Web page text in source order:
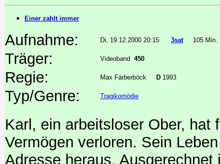
Einer zahlt immer
Aufnahme: Di, 19.12.2000 20:15 3sat 105 Min.
Träger: Videoband 450
Regie: Max Färberböck D 1993
Typ/Genre: Tragikomödie
Karl, ein arbeitsloser Ober,
Vermögen verloren. Sein
Adresse heraus.